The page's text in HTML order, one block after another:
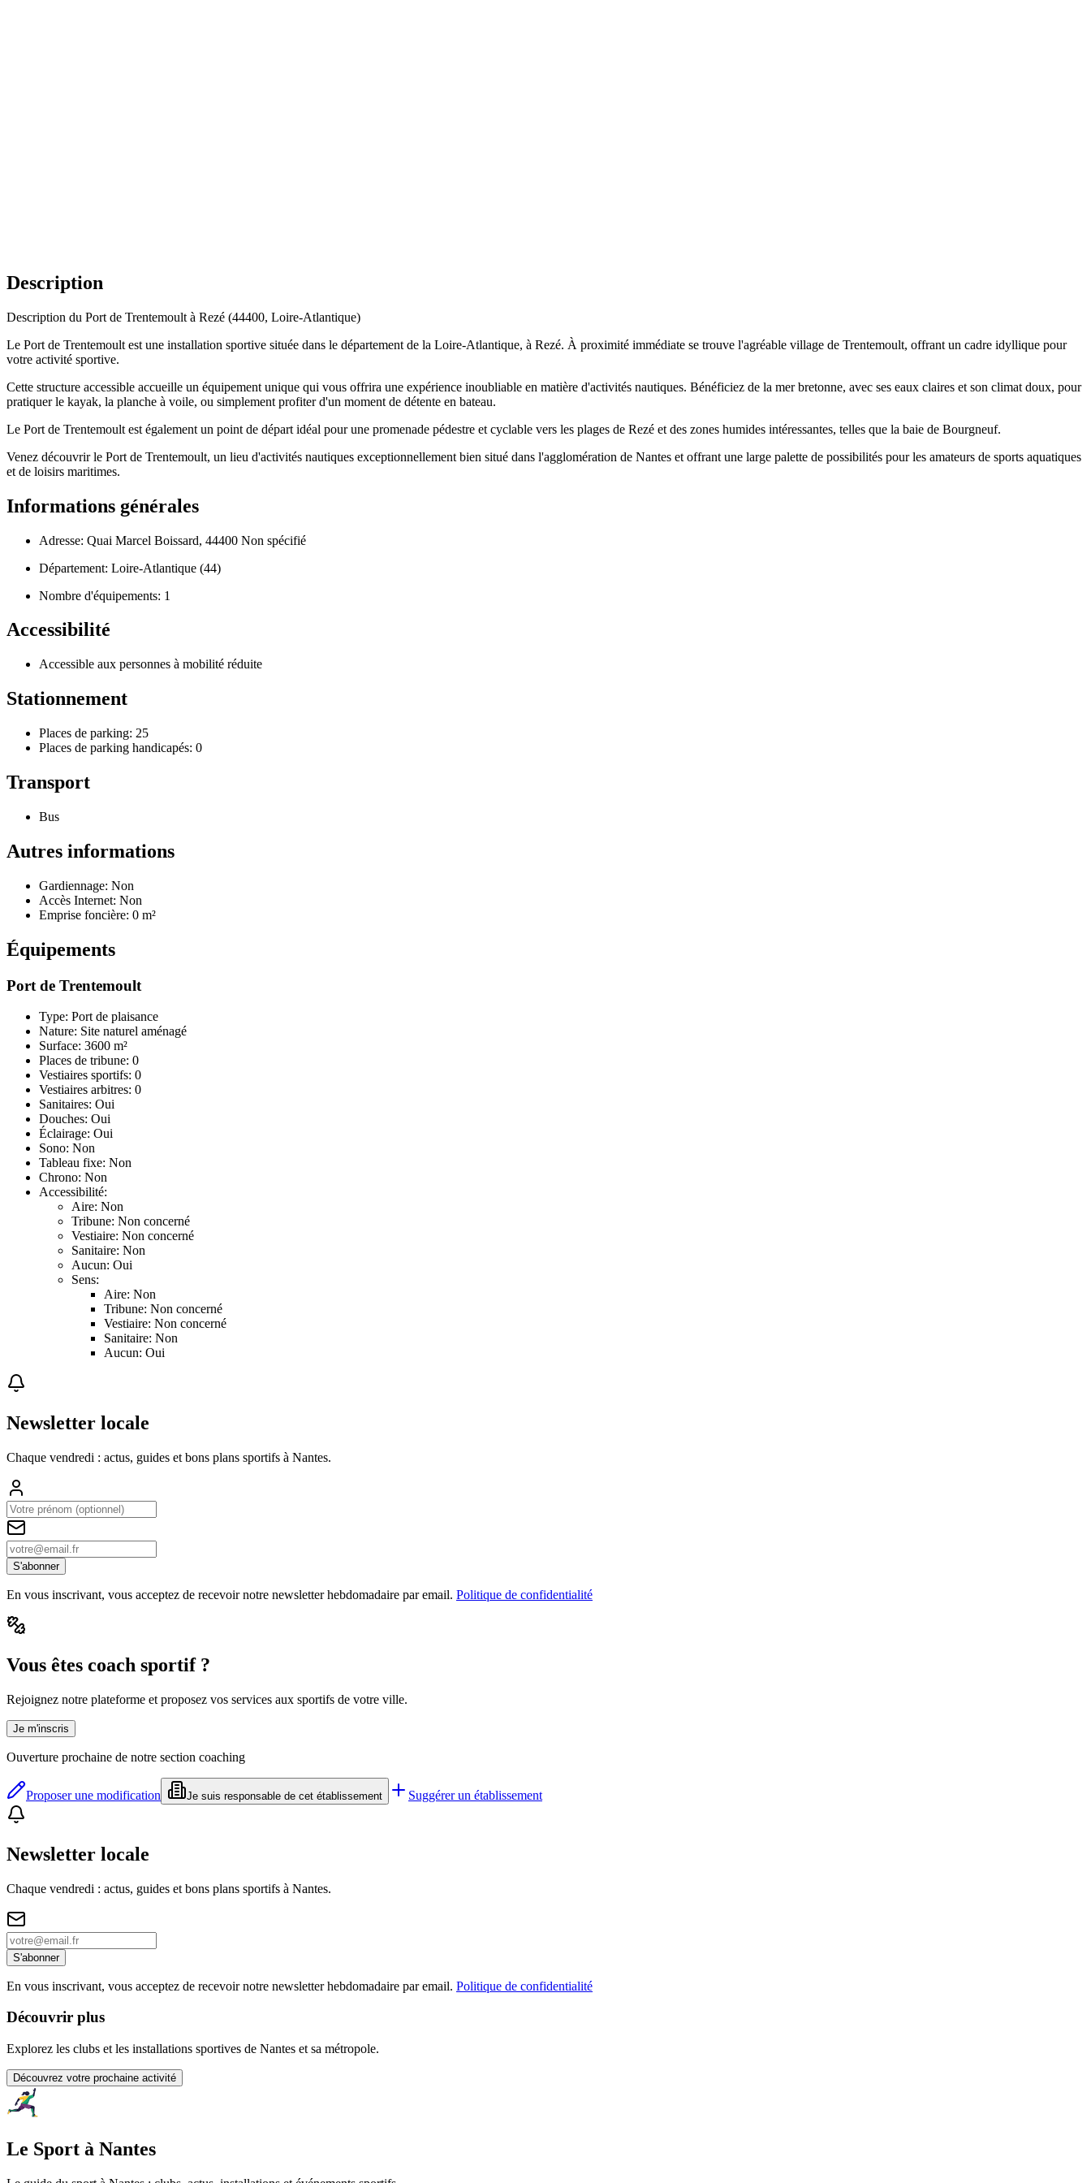
Description
Description du Port de Trentemoult à Rezé (44400, Loire-Atlantique)
Le Port de Trentemoult est une installation sportive située dans le département de la Loire-Atlantique, à Rezé. À proximité immédiate se trouve l'agréable village de Trentemoult, offrant un cadre idyllique pour
votre activité sportive.
Cette structure accessible accueille un équipement unique qui vous offrira une expérience inoubliable en matière d'activités nautiques. Bénéficiez de la mer bretonne, avec ses eaux claires et son climat doux, pour
pratiquer le kayak, la planche à voile, ou simplement profiter d'un moment de détente en bateau.
Le Port de Trentemoult est également un point de départ idéal pour une promenade pédestre et cyclable vers les plages de Rezé et des zones humides intéressantes, telles que la baie de Bourgneuf.
Venez découvrir le Port de Trentemoult, un lieu d'activités nautiques exceptionnellement bien situé dans l'agglomération de Nantes et offrant une large palette de possibilités pour les amateurs de sports aquatiques
et de loisirs maritimes.
Informations générales
Adresse: Quai Marcel Boissard, 44400 Non spécifié
Département: Loire-Atlantique (44)
Nombre d'équipements: 1
Accessibilité
Accessible aux personnes à mobilité réduite
Stationnement
Places de parking: 25
Places de parking handicapés: 0
Transport
Bus
Autres informations
Gardiennage: Non
Accès Internet: Non
Emprise foncière: 0 m²
Équipements
Port de Trentemoult
Type: Port de plaisance
Nature: Site naturel aménagé
Surface: 3600 m²
Places de tribune: 0
Vestiaires sportifs: 0
Vestiaires arbitres: 0
Sanitaires: Oui
Douches: Oui
Éclairage: Oui
Sono: Non
Tableau fixe: Non
Chrono: Non
Accessibilité:
Aire: Non
Tribune: Non concerné
Vestiaire: Non concerné
Sanitaire: Non
Aucun: Oui
Sens:
Aire: Non
Tribune: Non concerné
Vestiaire: Non concerné
Sanitaire: Non
Aucun: Oui
Newsletter locale
Chaque vendredi : actus, guides et bons plans sportifs à Nantes.
S'abonner
En vous inscrivant, vous acceptez de recevoir notre newsletter hebdomadaire par email. Politique de confidentialité
Vous êtes coach sportif ?
Rejoignez notre plateforme et proposez vos services aux sportifs de votre ville.
Je m'inscris
Ouverture prochaine de notre section coaching
Proposer une modification Je suis responsable de cet établissement Suggérer un établissement
Newsletter locale
Chaque vendredi : actus, guides et bons plans sportifs à Nantes.
S'abonner
En vous inscrivant, vous acceptez de recevoir notre newsletter hebdomadaire par email. Politique de confidentialité
Découvrir plus
Explorez les clubs et les installations sportives de Nantes et sa métropole.
Découvrez votre prochaine activité
Le Sport à Nantes